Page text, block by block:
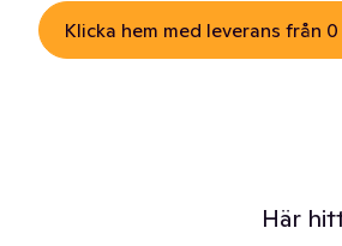
Klicka hem med leverans från
Här